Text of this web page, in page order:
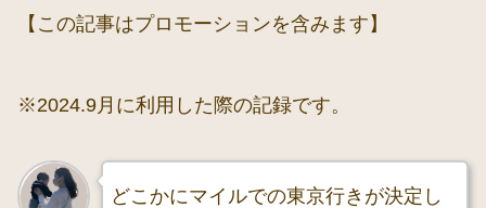
【この記事はプロモーションを含みます】
※2024.9月に利用した際の記録です。
どこかにマイルでの東京行きが決定し